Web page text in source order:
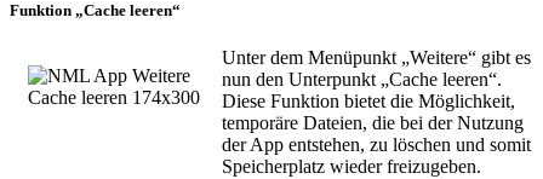
Funktion „Cache leeren“
Unter dem Menüpunkt „Weitere“ gibt es
nun den Unterpunkt „Cache leeren“.
Diese Funktion bietet die Möglichkeit,
temporäre Dateien, die bei der Nutzung
der App entstehen, zu löschen und somit
Speicherplatz wieder freizugeben.